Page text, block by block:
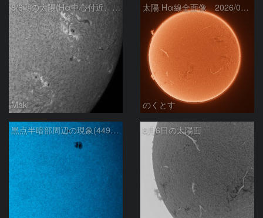
8/6朝の太陽(Hα中心付近、4498、4502付近)
Maki
太陽 Hα線全面像 2026/08/06
のくとす
黒点半暗部周辺の現象(4498、4502付近)8/6 8月6日の太陽面